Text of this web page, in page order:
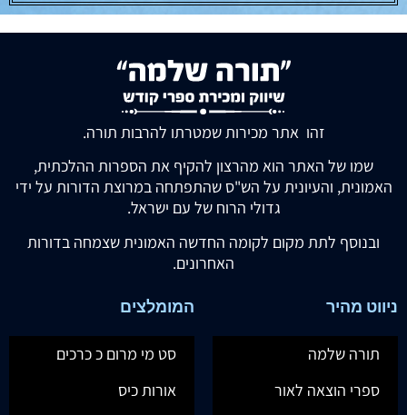
זהו אתר מכירות שמטרתו להרבות תורה.
שמו של האתר הוא מהרצון להקיף את הספרות ההלכתית,
האמונית, והעיונית על הש"ס שהתפתחה במרוצת הדורות על ידי
גדולי הרוח של עם ישראל.
ובנוסף לתת מקום לקומה החדשה האמונית שצמחה בדורות
האחרונים.
ניווט מהיר
תורה שלמה
ספרי הוצאה לאור
המומלצים
סט מי מרום כ כרכים
אורות כיס